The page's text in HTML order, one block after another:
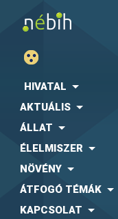
HIVATAL
AKTUÁLIS
ÁLLAT
ÉLELMISZER
NÖVÉNY
ÁTFOGÓ TÉMÁK
KAPCSOLAT